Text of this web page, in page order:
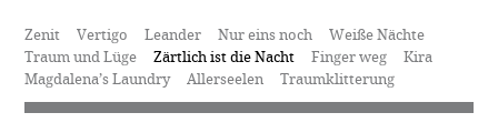
Zenit Vertigo Leander Nur eins noch
Weiße Nächte
Traum und Lüge
Zärtlich ist die Nacht Finger weg
Kira
Magdalena’s Laundry
Allerseelen Traumklitterung